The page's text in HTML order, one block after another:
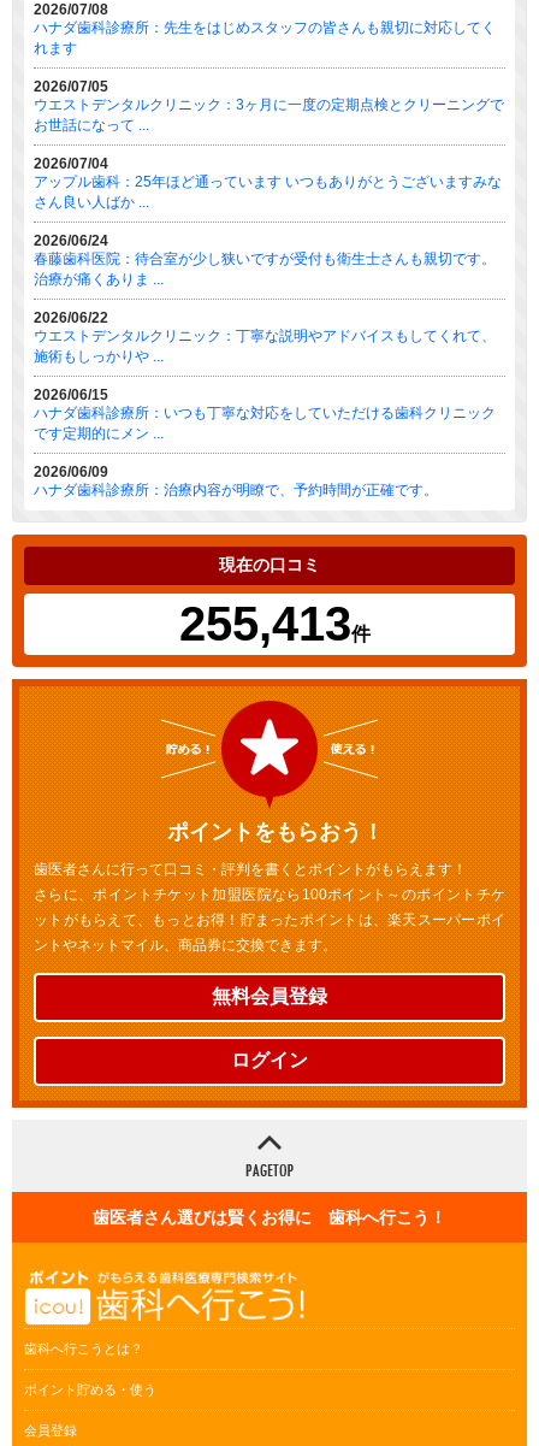
2026/07/08
ハナダ歯科診療所：先生をはじめスタッフの皆さんも親切に対応してく
れます
2026/07/05
ウエストデンタルクリニック：3ヶ月に一度の定期点検とクリーニングで
お世話になって ...
2026/07/04
アップル歯科：25年ほど通っています いつもありがとうございますみな
さん良い人ばか ...
2026/06/24
春藤歯科医院：待合室が少し狭いですが受付も衛生士さんも親切です。
治療が痛くありま ...
2026/06/22
ウエストデンタルクリニック：丁寧な説明やアドバイスもしてくれて、
施術もしっかりや ...
2026/06/15
ハナダ歯科診療所：いつも丁寧な対応をしていただける歯科クリニック
です定期的にメン ...
2026/06/09
ハナダ歯科診療所：治療内容が明瞭で、予約時間が正確です。
現在の口コミ
255,413件
ポイントをもらおう！
歯医者さんに行って口コミ・評判を書くとポイントがもらえます！
さらに、ポイントチケット加盟医院なら100ポイント～のポイントチケ
ットがもらえて、もっとお得！貯まったポイントは、楽天スーパーポイ
ントやネットマイル、商品券に交換できます。
無料会員登録
ログイン
歯医者さん選びは賢くお得に 歯科へ行こう！
歯科へ行こうとは？
ポイント貯める・使う
会員登録